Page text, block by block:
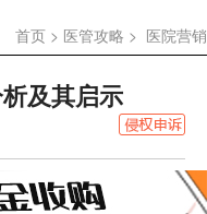
首页 > 医管攻略 > 医院营销
及其启示